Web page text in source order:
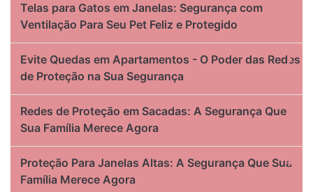
Telas para Gatos em Janelas: Segurança com
Ventilação Para Seu Pet Feliz e Protegido
Evite Quedas em Apartamentos - O Poder das Redes
de Proteção na Sua Segurança
Redes de Proteção em Sacadas: A Segurança Que
Sua Família Merece Agora
Proteção Para Janelas Altas: A Segurança Que Sua
Família Merece Agora